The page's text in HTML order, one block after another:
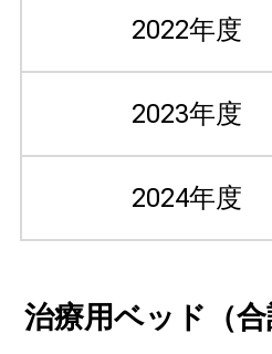
2022年度
2023年度
2024年度
治療用ベッド（合